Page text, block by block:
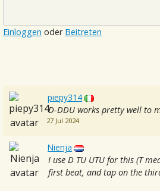
Einloggen oder Beitreten
piepy314
D-DDU works pretty well to
27 Jul 2024
Nienja
I use D TU UTU for this (T
first beat, and tap on the